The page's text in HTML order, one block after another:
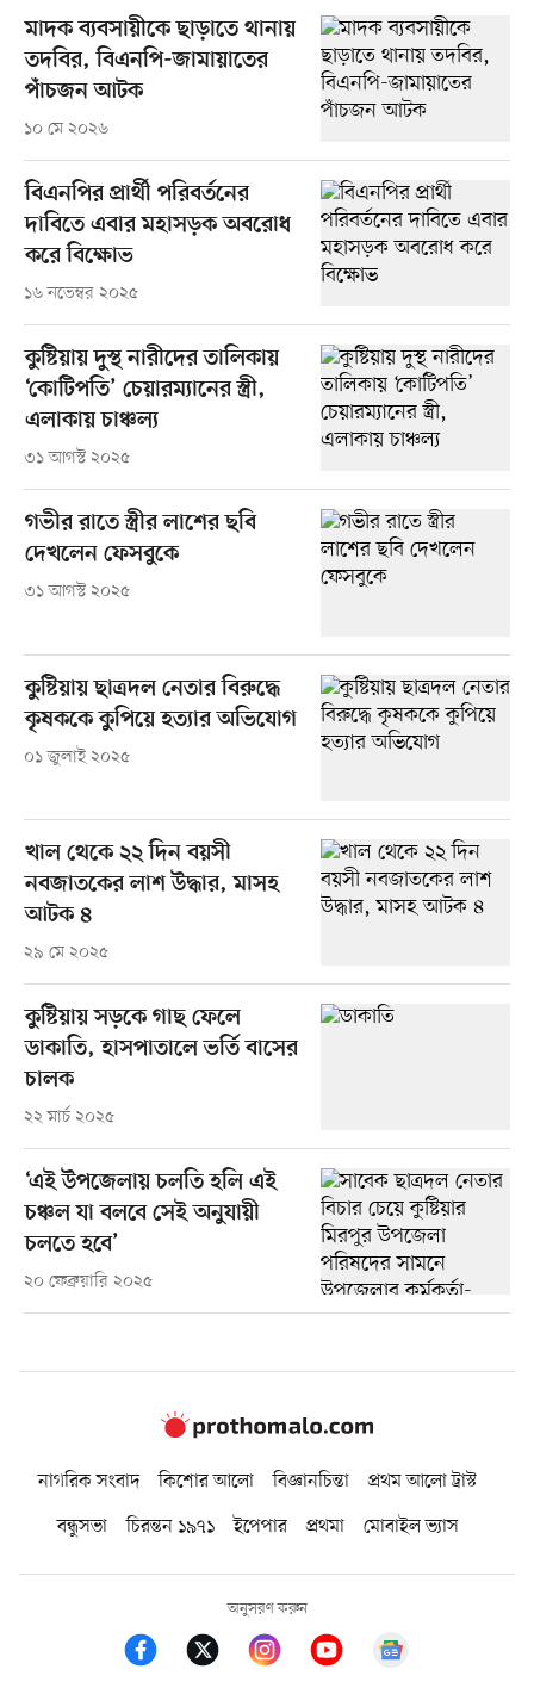
মাদক ব্যবসায়ীকে ছাড়াতে থানায়
তদবির, বিএনপি-জামায়াতের
পাঁচজন আটক
১০ মে ২০২৬
বিএনপির প্রার্থী পরিবর্তনের
দাবিতে এবার মহাসড়ক অবরোধ
করে বিক্ষোভ
১৬ নভেম্বর ২০২৫
কুষ্টিয়ায় দুস্থ নারীদের তালিকায়
‘কোটিপতি’ চেয়ারম্যানের স্ত্রী,
এলাকায় চাঞ্চল্য
৩১ আগস্ট ২০২৫
গভীর রাতে স্ত্রীর লাশের ছবি
দেখলেন ফেসবুকে
৩১ আগস্ট ২০২৫
কুষ্টিয়ায় ছাত্রদল নেতার বিরুদ্ধে
কৃষককে কুপিয়ে হত্যার অভিযোগ
০১ জুলাই ২০২৫
খাল থেকে ২২ দিন বয়সী
নবজাতকের লাশ উদ্ধার, মাসহ
আটক ৪
২৯ মে ২০২৫
কুষ্টিয়ায় সড়কে গাছ ফেলে
ডাকাতি, হাসপাতালে ভর্তি বাসের
চালক
২২ মার্চ ২০২৫
‘এই উপজেলায় চলতি হলি এই
চঞ্চল যা বলবে সেই অনুযায়ী
চলতে হবে’
২০ ফেব্রুয়ারি ২০২৫
নাগরিক সংবাদ কিশোর আলো বিজ্ঞানচিন্তা
প্রথম আলো ট্রাস্ট
বন্ধুসভা
চিরন্তন ১৯৭১ ইপেপার প্রথমা মোবাইল ভ্যাস
অনুসরণ করুন